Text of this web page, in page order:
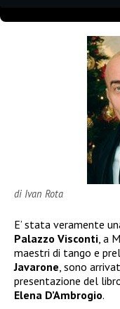
di Ivan Rota
E’ stata veramente
Palazzo Visconti , a
maestri di tango e
Javarone , sono
presentazione del
Elena D’Ambrogio.